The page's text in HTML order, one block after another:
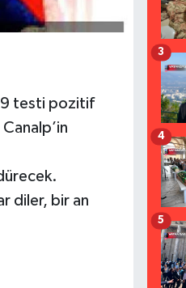
testi pozitif
diler, bir an
3
4
5